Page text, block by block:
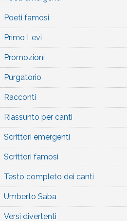
Poeti famosi
Primo Levi
Promozioni
Purgatorio
Racconti
Riassunto per canti
Scrittori emergenti
Scrittori famosi
Testo completo dei canti
Umberto Saba
Versi divertenti